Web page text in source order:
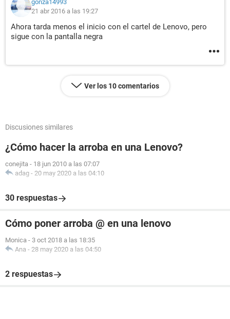
gonza14993
21 abr 2016 a las 19:27
Ahora tarda menos el inicio con el cartel de Lenovo, pero
sigue con la pantalla negra
Ver los 10 comentarios
Discusiones similares
¿Cómo hacer la arroba en una Lenovo?
conejita - 18 jun 2010 a las 07:07
adag - 20 may 2020 a las 04:10
30 respuestas
Cómo poner arroba @ en una lenovo
Monica - 3 oct 2018 a las 18:35
Ana - 28 may 2020 a las 04:50
2 respuestas